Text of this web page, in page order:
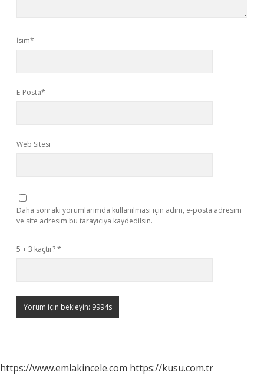
İsim*
E-Posta*
Web Sitesi
Daha sonraki yorumlarımda kullanılması için adım, e-posta adresim
ve site adresim bu tarayıcıya kaydedilsin.
5 + 3 kaçtır?*
https://www.emlakincele.com https://kusu.com.tr